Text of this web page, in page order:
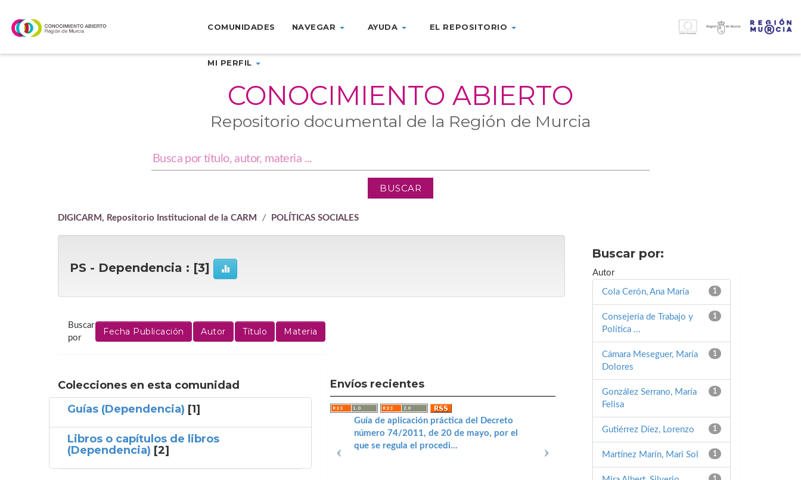
navigation
COMUNIDADES NAVEGAR AYUDA EL REPOSITORIO
MI PERFIL
CONOCIMIENTO ABIERTO
Repositorio documental de la Región de Murcia
DIGICARM, Repositorio Institucional de la CARM POLÍTICAS SOCIALES
PS - Dependencia : [3]
Buscar
por
Colecciones en esta comunidad
Guías (Dependencia) [1]
Libros o capítulos de libros
(Dependencia) [2]
Envíos recientes
Guía de aplicación práctica del Decreto
número 74/2011, de 20 de mayo, por el
que se regula el procedi...
Buscar por:
Autor
1
Cola Cerón, Ana María
1
Consejería de Trabajo y
Política ...
1
Cámara Meseguer, María
Dolores
1
González Serrano, María
Felisa
1
Gutiérrez Díez, Lorenzo
1
Martínez Marín, Mari Sol